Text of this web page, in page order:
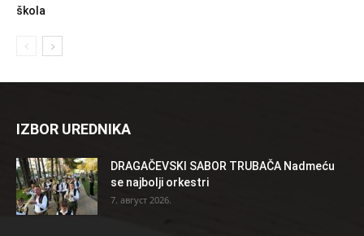
škola
IZBOR UREDNIKA
DRAGAČEVSKI SABOR TRUBAČA Nadmeću
se najbolji orkestri
7. август 2026.